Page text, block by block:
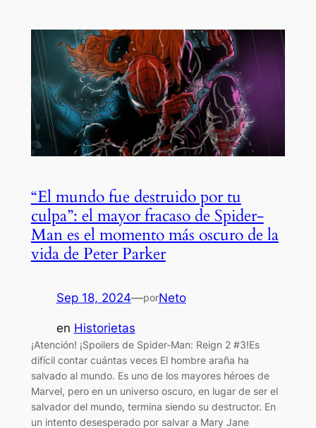
“El mundo fue destruido por tu
culpa”: el mayor fracaso de Spider-
Man es el momento más oscuro de la
vida de Peter Parker
Sep 18, 2024—porNeto
en Historietas
¡Atención! ¡Spoilers de Spider-Man: Reign 2 #3!Es
difícil contar cuántas veces El hombre araña ha
salvado al mundo. Es uno de los mayores héroes de
Marvel, pero en un universo oscuro, en lugar de ser el
salvador del mundo, termina siendo su destructor. En
un intento desesperado por salvar a Mary Jane